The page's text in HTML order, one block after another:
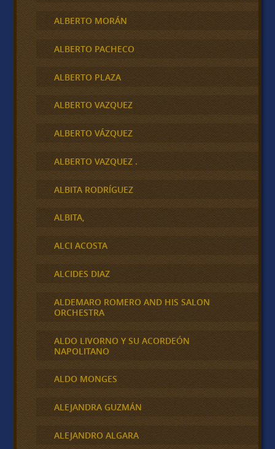
ALBERTO MORÁN
ALBERTO PACHECO
ALBERTO PLAZA
ALBERTO VAZQUEZ
ALBERTO VÁZQUEZ
ALBERTO VAZQUEZ .
ALBITA RODRÍGUEZ
ALBITA,
ALCI ACOSTA
ALCIDES DIAZ
ALDEMARO ROMERO AND HIS SALON
ORCHESTRA
ALDO LIVORNO Y SU ACORDEÓN
NAPOLITANO
ALDO MONGES
ALEJANDRA GUZMÁN
ALEJANDRO ALGARA